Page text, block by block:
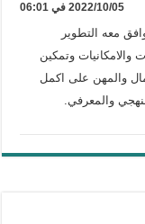
2022/10/05 في 06:01
معه التطوير
والامكانيات وتمكين
والمهن على اكمل
والمعرفي.